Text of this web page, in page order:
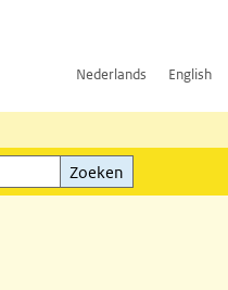
Nederlands English
Zoeken